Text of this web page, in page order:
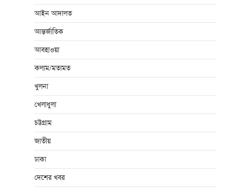
আইন আদালত
আন্তর্জাতিক
আবহাওয়া
কলাম/মতামত
খুলনা
খেলাধুলা
চট্টগ্রাম
জাতীয়
ঢাকা
দেশের খবর